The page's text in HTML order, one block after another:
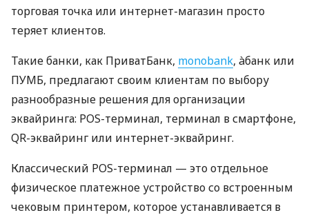
торговая точка или интернет-магазин просто
теряет клиентов.
Такие банки, как ПриватБанк, monobank, àбанк или
ПУМБ, предлагают своим клиентам по выбору
разнообразные решения для организации
эквайринга: POS-терминал, терминал в смартфоне,
QR-эквайринг или интернет-эквайринг.
Классический POS-терминал — это отдельное
физическое платежное устройство со встроенным
чековым принтером, которое устанавливается в